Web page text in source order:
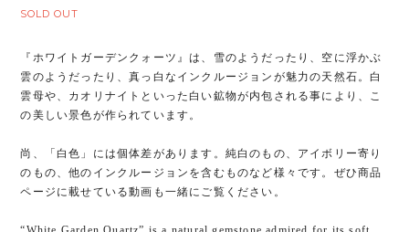
SOLD OUT
『ホワイトガーデンクォーツ』は、雪のようだったり、空に浮かぶ
雲のようだったり、真っ白なインクルージョンが魅力の天然石。白
雲母や、カオリナイトといった白い鉱物が内包される事により、こ
の美しい景色が作られています。
尚、「白色」には個体差があります。純白のもの、アイボリー寄り
のもの、他のインクルージョンを含むものなど様々です。ぜひ商品
ページに載せている動画も一緒にご覧ください。